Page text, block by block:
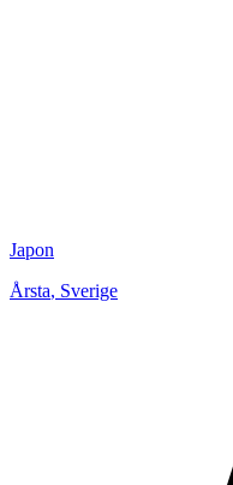
Japon
Årsta, Sverige